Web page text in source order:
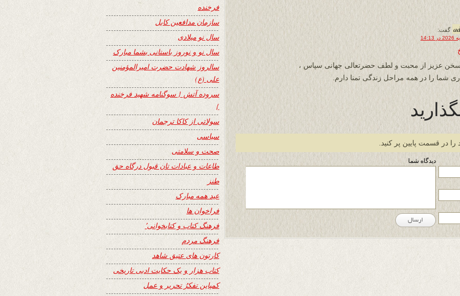
گفت:
عزیز از محبت و لطف حضرتعالی جهانی سپاس ،
شما را در همه مراحل زندگی تمنا دارم.
در قسمت پایین پر کنید.
دیدگاه شما
فرخنده
سازمان مدافعین کابل
سال نو میلادی
سال نو و نوروز باستانی بشما مبارک
سالروز شهادت حضرت امیرالمؤمنین
علی (ع)
سروده آتش { سوگنامه شهید فرخنده
}
سولاتی از کاکا ترجمان
سیاسی
صحت و سلامتی
طاعات و عبادات تان قبول درگاه حق
طنز
عید همه مبارک
فراخوان ها
فرهنگ کتاب و کتابخوانی٬
فرهنگ مردم
کارتون های عتیق شاهد
کتاب هزار و یک حکایت ادبی تاریخی
کمپاین تفکرُ تحریر و عمل